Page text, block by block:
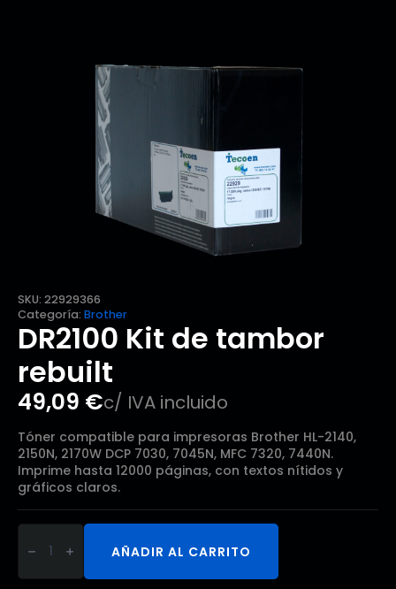
SKU: 22929366
Categoría: Brother
DR2100 Kit de tambor
rebuilt
49,09 €c/ IVA incluido
Tóner compatible para impresoras Brother HL-2140,
2150N, 2170W DCP 7030, 7045N, MFC 7320, 7440N.
Imprime hasta 12000 páginas, con textos nítidos y
gráficos claros.
DR2100
de AÑADIR AL CARRITO